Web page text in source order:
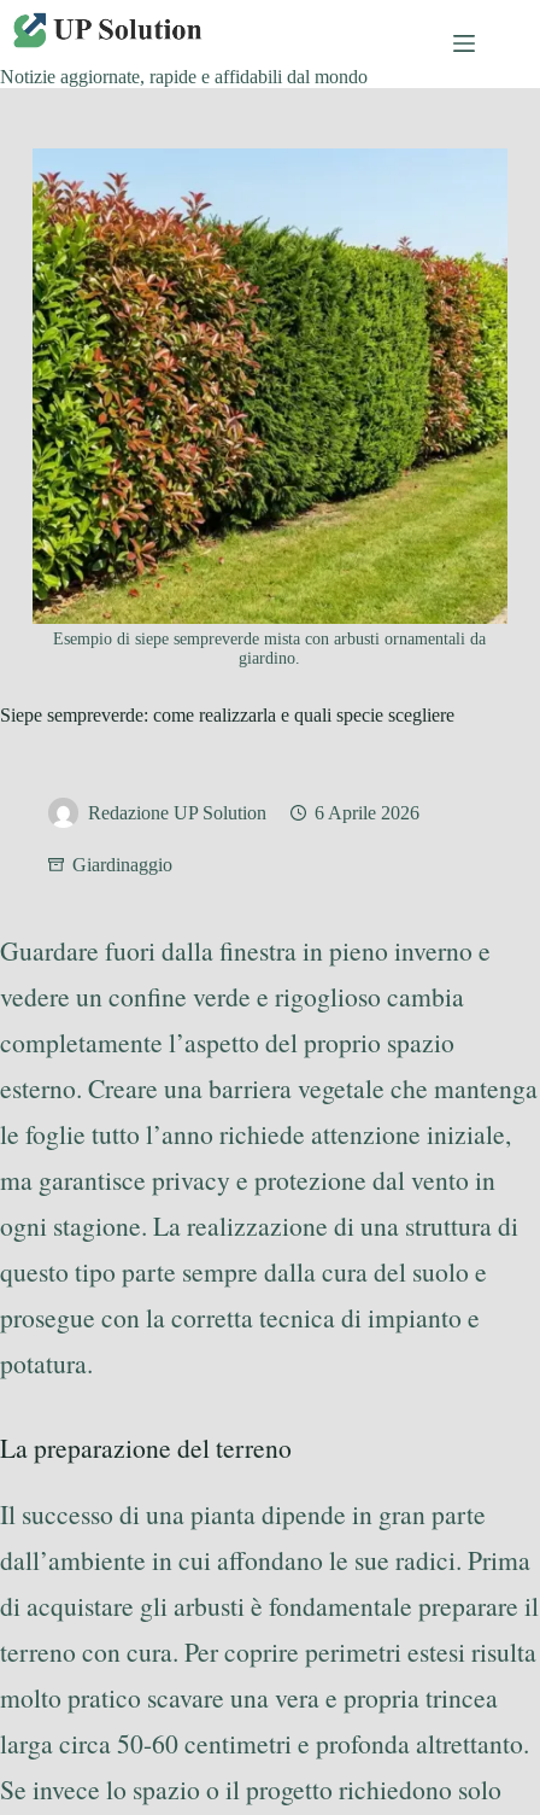
Salta
contenuto
Notizie aggiornate, rapide e affidabili dal mondo
Esempio di siepe sempreverde mista con arbusti ornamentali da
giardino.
Siepe sempreverde: come realizzarla e quali specie scegliere
Redazione UP Solution 6 Aprile 2026
Giardinaggio
Guardare fuori dalla finestra in pieno inverno e
vedere un confine verde e rigoglioso cambia
completamente l’aspetto del proprio spazio
esterno. Creare una barriera vegetale che mantenga
le foglie tutto l’anno richiede attenzione iniziale,
ma garantisce privacy e protezione dal vento in
ogni stagione. La realizzazione di una struttura di
questo tipo parte sempre dalla cura del suolo e
prosegue con la corretta tecnica di impianto e
potatura.
La preparazione del terreno
Il successo di una pianta dipende in gran parte
dall’ambiente in cui affondano le sue radici. Prima
di acquistare gli arbusti è fondamentale preparare il
terreno con cura. Per coprire perimetri estesi risulta
molto pratico scavare una vera e propria trincea
larga circa 50-60 centimetri e profonda altrettanto.
Se invece lo spazio o il progetto richiedono solo